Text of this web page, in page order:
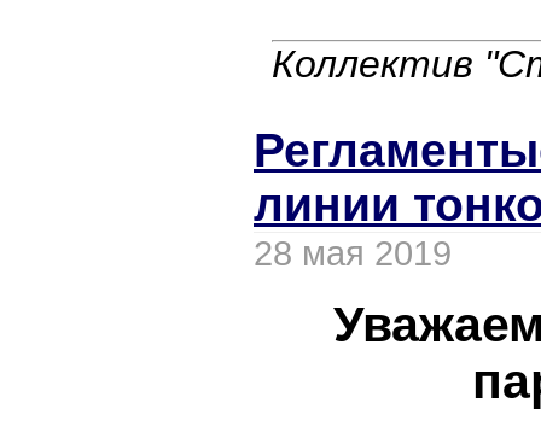
Коллектив
линии
28 мая 2019